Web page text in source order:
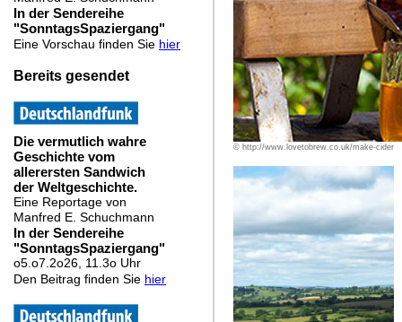
© http://www.lovetobrew.co.uk/make-cider